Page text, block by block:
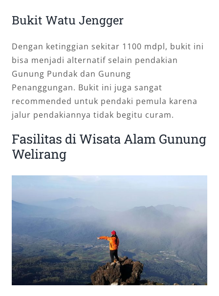
Bukit Watu Jengger
Dengan ketinggian sekitar 1100 mdpl, bukit ini
bisa menjadi alternatif selain pendakian
Gunung Pundak dan Gunung
Penanggungan. Bukit ini juga sangat
recommended untuk pendaki pemula karena
jalur pendakiannya tidak begitu curam.
Fasilitas di Wisata Alam Gunung
Welirang